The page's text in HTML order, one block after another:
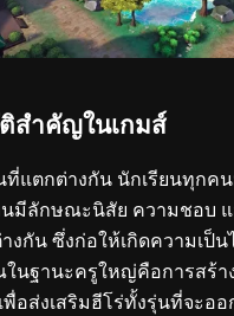
สำคัญในเกมส์
ที่แตกต่างกัน นักเรียนทุกค
มีลักษณะนิสัย ความชอบ แ
งกัน ซึ่งก่อให้เกิดความเป็
นฐานะครูใหญ่คือการสร้า
อส่งเสริมฮีโร่ทั้งรุ่นที่จะอ